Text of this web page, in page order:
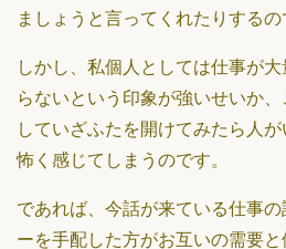
ましょうと言ってくれたりするの
しかし、私個人としては仕事が
らないという印象が強いせいか
していざふたを開けてみたら人
怖く感じてしまうのです。
であれば、今話が来ている仕事
ーを手配した方がお互いの需要